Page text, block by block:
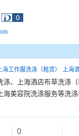
海工作服洗涤（租赁） 上海
涤、上海酒店布草洗涤
美容院洗涤服务等洗
0